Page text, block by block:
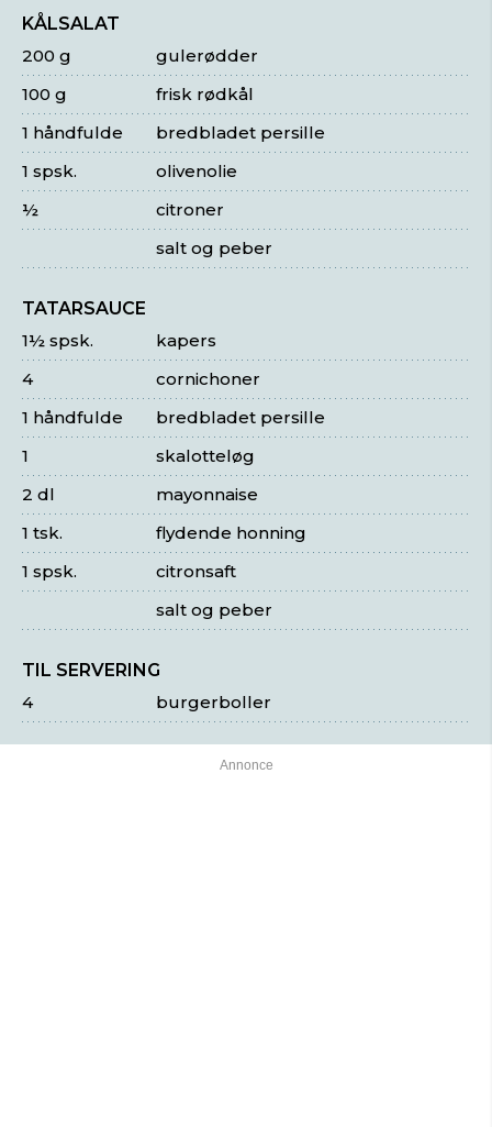
KÅLSALAT
gulerødder
200 g
frisk rødkål
100 g
bredbladet persille
1 håndfulde
olivenolie
1 spsk.
citroner
½
salt og peber
TATARSAUCE
kapers
1½ spsk.
cornichoner
4
bredbladet persille
1 håndfulde
skalotteløg
1
mayonnaise
2 dl
flydende honning
1 tsk.
citronsaft
1 spsk.
salt og peber
TIL SERVERING
burgerboller
4